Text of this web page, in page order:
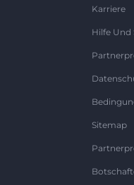
Karriere
Hilfe Und
Sitemap